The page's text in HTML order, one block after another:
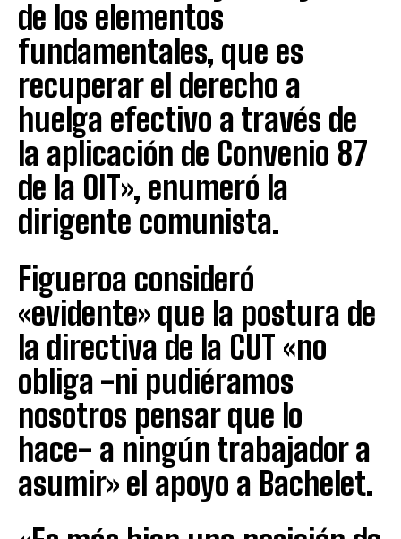
de los elementos
fundamentales, que es
recuperar el derecho a
huelga efectivo a través de
la aplicación de Convenio 87
de la OIT», enumeró la
dirigente comunista.
Figueroa consideró
«evidente» que la postura de
la directiva de la CUT «no
obliga -ni pudiéramos
nosotros pensar que lo
hace- a ningún trabajador a
asumir» el apoyo a Bachelet.